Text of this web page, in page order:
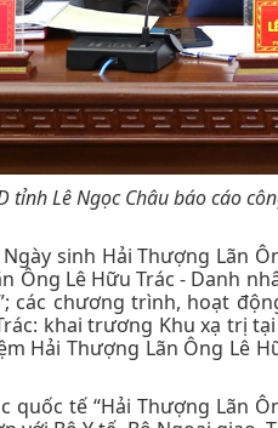
tỉnh Lê Ngọc Châu báo cáo
sinh Hải Thượng Lãn
Ông Lê Hữu Trác - Danh
các chương trình, hoạt
khai trương Khu xạ trị
Hải Thượng Lãn Ông Lê
quốc tế “Hải Thượng Lãn